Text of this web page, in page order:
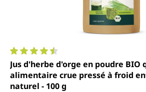
Note moyenne de 4.5 sur 5 étoiles
Jus d'herbe d'orge en poudre BIO qualité
alimentaire crue pressé à froid entièrement
naturel - 100 g